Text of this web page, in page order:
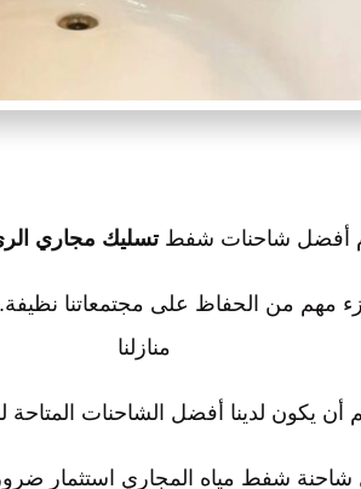
أفضل شاحنات شفطتسليك مجاري
من الحفاظ على مجتمعاتنا نظيفة.
منازلنا
يكون لدينا أفضل الشاحنات المتاحة
شفط مياه المجاري استثمار